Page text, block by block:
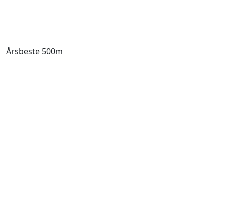
Årsbeste 500m